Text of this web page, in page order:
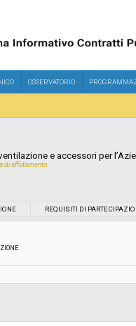
OSSERVATORIO
e accessori per
di affidamento
REQUISITI DI